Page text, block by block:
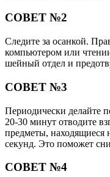
СОВЕТ №2
Следите за осанкой.
компьютером или
шейный отдел и
СОВЕТ №3
Периодически делайте
20-30 минут отводите
предметы, находящиеся
секунд. Это поможет
СОВЕТ №4